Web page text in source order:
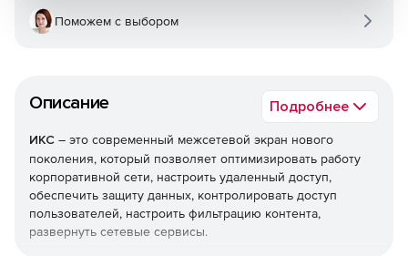
Описание Подробнее
ИКС – это современный межсетевой экран нового
поколения, который позволяет оптимизировать работу
корпоративной сети, настроить удаленный доступ,
обеспечить защиту данных, контролировать доступ
пользователей, настроить фильтрацию контента,
развернуть сетевые сервисы.
Поможем с выбором